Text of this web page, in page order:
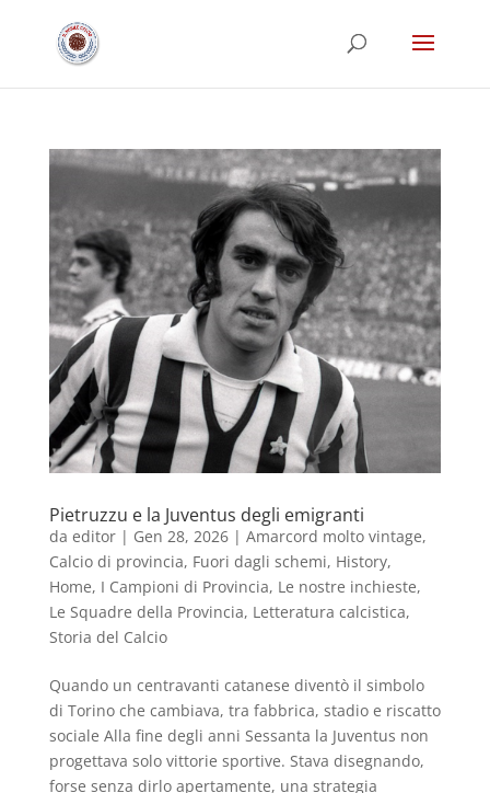
Pietruzzu e la Juventus degli emigranti
da editor| Gen 28, 2026| Amarcord molto vintage,
Calcio di provincia, Fuori dagli schemi, History,
Home, I Campioni di Provincia, Le nostre inchieste,
Le Squadre della Provincia, Letteratura calcistica,
Storia del Calcio
Quando un centravanti catanese diventò il simbolo
di Torino che cambiava, tra fabbrica, stadio e riscatto
sociale Alla fine degli anni Sessanta la Juventus non
progettava solo vittorie sportive. Stava disegnando,
forse senza dirlo apertamente, una strategia